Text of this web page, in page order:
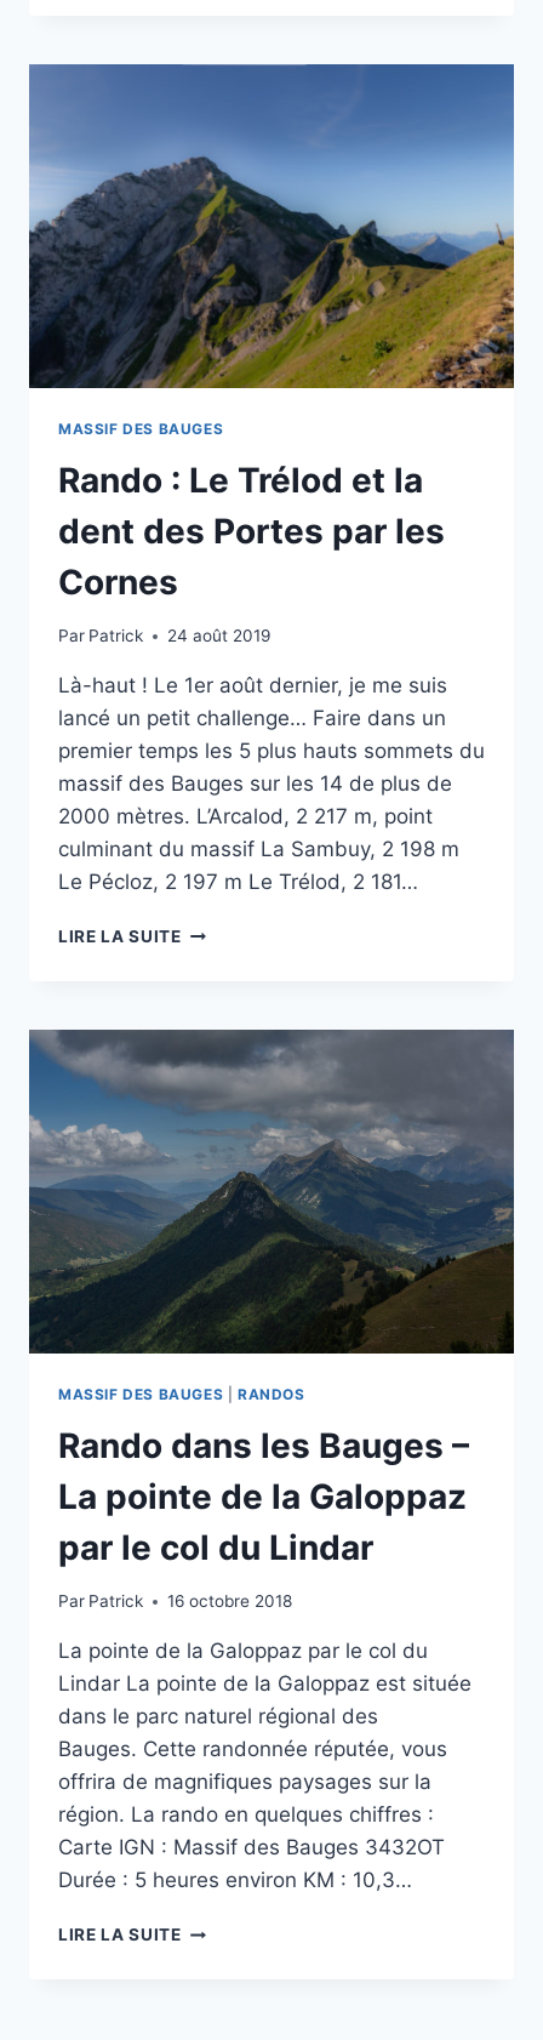
BORNETTE
DU
CHAR
PAR
LE
REPOSOIR
MASSIF DES BAUGES
Rando : Le Trélod et la
dent des Portes par les
Cornes
Par Patrick 24 août 2019
Là-haut ! Le 1er août dernier, je me suis
lancé un petit challenge… Faire dans un
premier temps les 5 plus hauts sommets du
massif des Bauges sur les 14 de plus de
2000 mètres. L’Arcalod, 2 217 m, point
culminant du massif La Sambuy, 2 198 m
Le Pécloz, 2 197 m Le Trélod, 2 181…
LIRE LA SUITERANDO
ET
LA
DENT
DES
PORTES
PAR
LES
CORNES
MASSIF DES BAUGES RANDOS
Rando dans les Bauges –
La pointe de la Galoppaz
par le col du Lindar
Par Patrick 16 octobre 2018
La pointe de la Galoppaz par le col du
Lindar La pointe de la Galoppaz est située
dans le parc naturel régional des
Bauges. Cette randonnée réputée, vous
offrira de magnifiques paysages sur la
région. La rando en quelques chiffres :
Carte IGN : Massif des Bauges 3432OT
Durée : 5 heures environ KM : 10,3…
LIRE LA SUITERANDO